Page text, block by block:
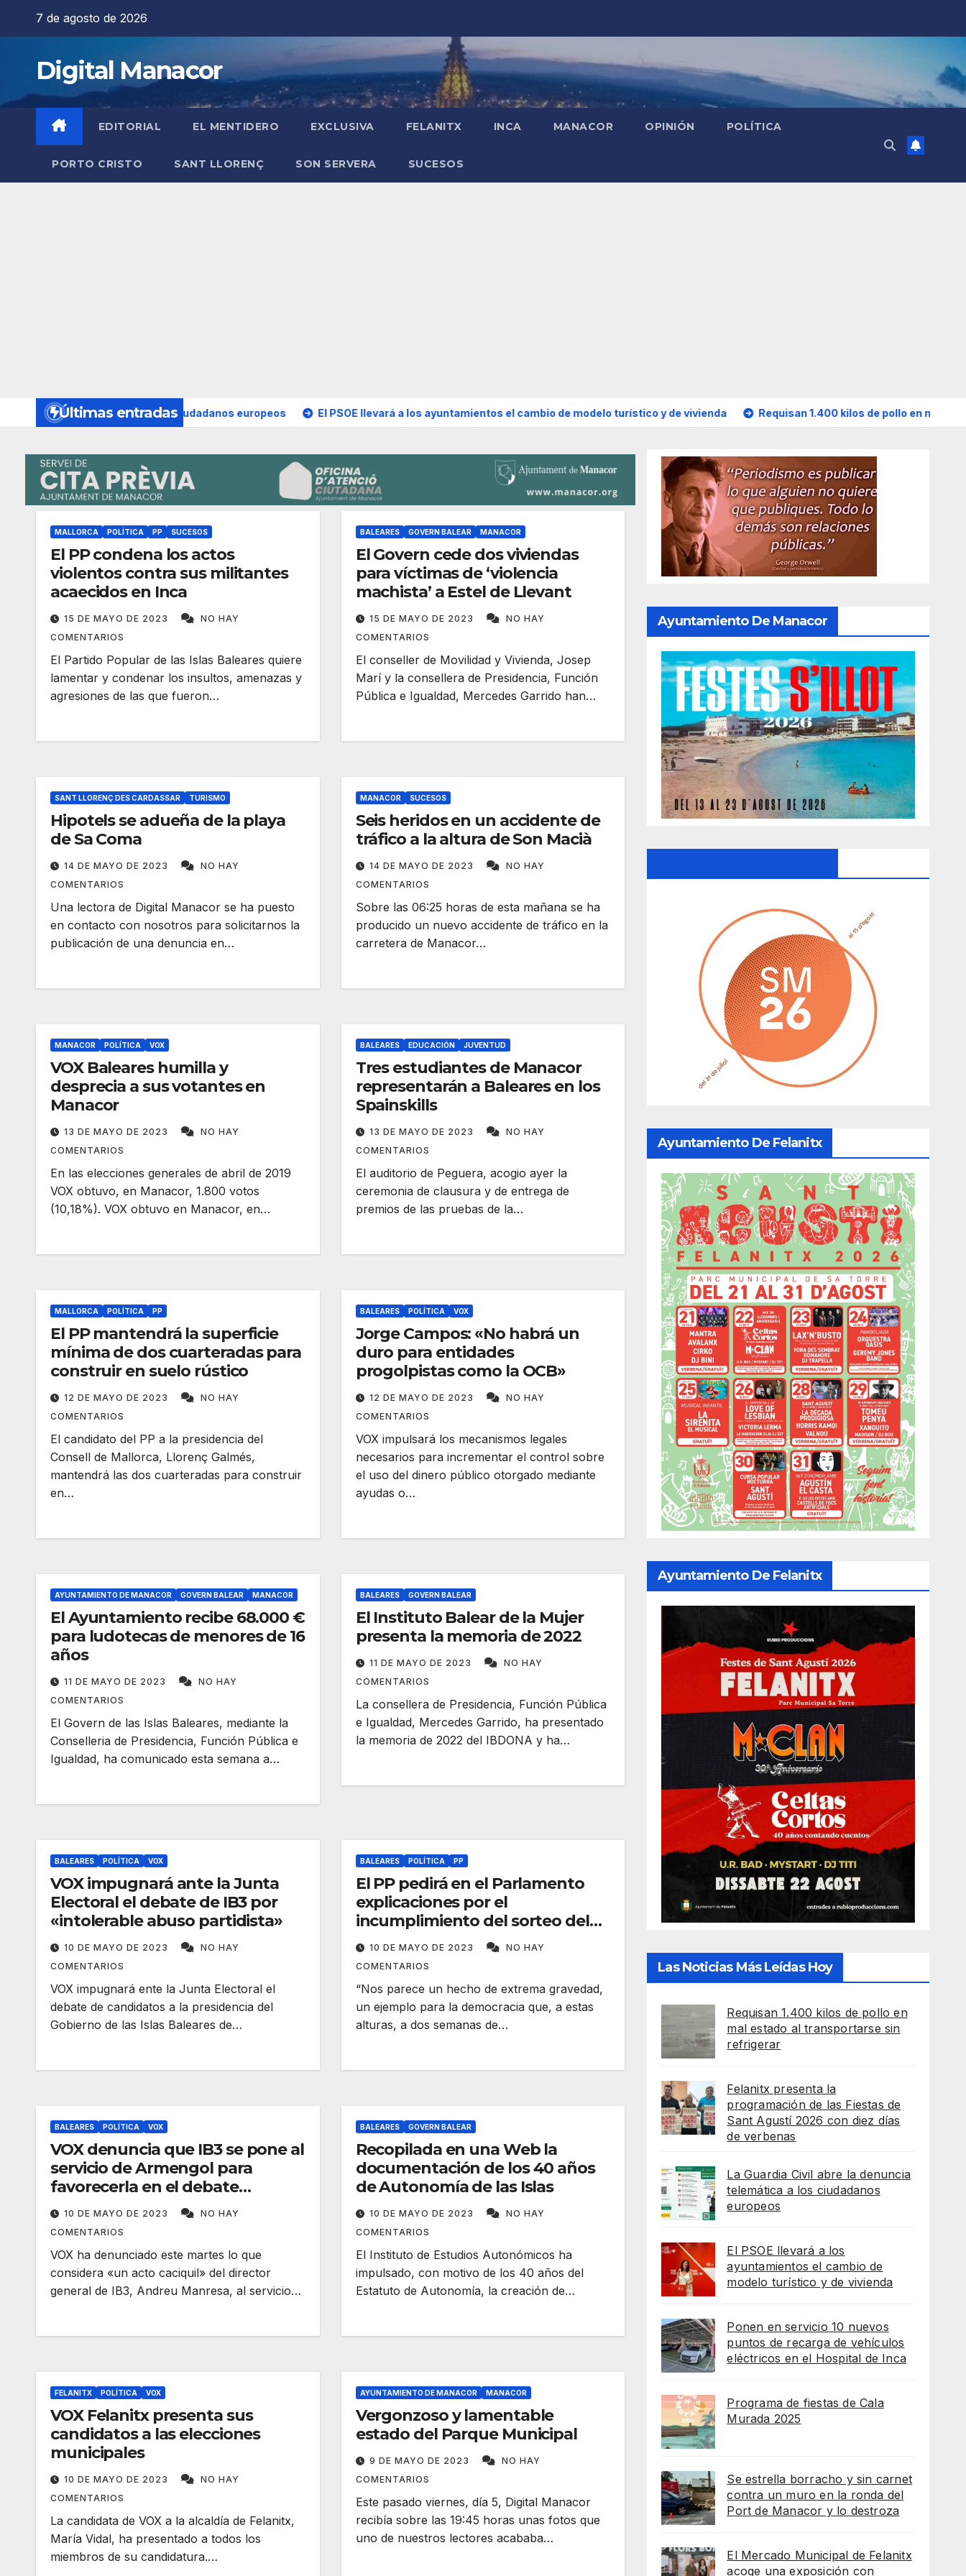
7 de agosto de 2026
Digital Manacor
EDITORIAL EL MENTIDERO EXCLUSIVA FELANITX INCA MANACOR OPINIÓN POLÍTICA
PORTO CRISTO SANT LLORENÇ SON SERVERA SUCESOS
Últimas entradas
telemática a los ciudadanos europeos El PSOE llevará a los ayuntamientos el cambio de modelo turístico y de vivienda Requisan 1.400 kilos de pollo en mal estado al
MALLORCA POLÍTICA PP SUCESOS
El PP condena los actos
violentos contra sus militantes
acaecidos en Inca
15 DE MAYO DE 2023
NO HAY
COMENTARIOS
El Partido Popular de las Islas Baleares quiere
lamentar y condenar los insultos, amenazas y
agresiones de las que fueron…
BALEARES GOVERN BALEAR MANACOR
El Govern cede dos viviendas
para víctimas de ‘violencia
machista’ a Estel de Llevant
15 DE MAYO DE 2023
NO HAY
COMENTARIOS
El conseller de Movilidad y Vivienda, Josep
Marí y la consellera de Presidencia, Función
Pública e Igualdad, Mercedes Garrido han…
SANT LLORENÇ DES CARDASSAR TURISMO
Hipotels se adueña de la playa
de Sa Coma
14 DE MAYO DE 2023
NO HAY
COMENTARIOS
Una lectora de Digital Manacor se ha puesto
en contacto con nosotros para solicitarnos la
publicación de una denuncia en…
MANACOR SUCESOS
Seis heridos en un accidente de
tráfico a la altura de Son Macià
14 DE MAYO DE 2023
NO HAY
COMENTARIOS
Sobre las 06:25 horas de esta mañana se ha
producido un nuevo accidente de tráfico en la
carretera de Manacor…
MANACOR POLÍTICA VOX
VOX Baleares humilla y
desprecia a sus votantes en
Manacor
13 DE MAYO DE 2023
NO HAY
COMENTARIOS
En las elecciones generales de abril de 2019
VOX obtuvo, en Manacor, 1.800 votos
(10,18%). VOX obtuvo en Manacor, en…
BALEARES EDUCACIÓN JUVENTUD
Tres estudiantes de Manacor
representarán a Baleares en los
Spainskills
13 DE MAYO DE 2023
NO HAY
COMENTARIOS
El auditorio de Peguera, acogio ayer la
ceremonia de clausura y de entrega de
premios de las pruebas de la…
MALLORCA POLÍTICA PP
El PP mantendrá la superficie
mínima de dos cuarteradas para
construir en suelo rústico
12 DE MAYO DE 2023
NO HAY
COMENTARIOS
El candidato del PP a la presidencia del
Consell de Mallorca, Llorenç Galmés,
mantendrá las dos cuarteradas para construir
en…
BALEARES POLÍTICA VOX
Jorge Campos: «No habrá un
duro para entidades
progolpistas como la OCB»
12 DE MAYO DE 2023
NO HAY
COMENTARIOS
VOX impulsará los mecanismos legales
necesarios para incrementar el control sobre
el uso del dinero público otorgado mediante
ayudas o…
AYUNTAMIENTO DE MANACOR GOVERN BALEAR MANACOR
El Ayuntamiento recibe 68.000 €
para ludotecas de menores de 16
años
11 DE MAYO DE 2023
NO HAY
COMENTARIOS
El Govern de las Islas Baleares, mediante la
Conselleria de Presidencia, Función Pública e
Igualdad, ha comunicado esta semana a…
BALEARES GOVERN BALEAR
El Instituto Balear de la Mujer
presenta la memoria de 2022
11 DE MAYO DE 2023
NO HAY
COMENTARIOS
La consellera de Presidencia, Función Pública
e Igualdad, Mercedes Garrido, ha presentado
la memoria de 2022 del IBDONA y ha…
BALEARES POLÍTICA VOX
VOX impugnará ante la Junta
Electoral el debate de IB3 por
«intolerable abuso partidista»
10 DE MAYO DE 2023
NO HAY
COMENTARIOS
VOX impugnará ente la Junta Electoral el
debate de candidatos a la presidencia del
Gobierno de las Islas Baleares de…
BALEARES POLÍTICA PP
El PP pedirá en el Parlamento
explicaciones por el
incumplimiento del sorteo del
debate electoral
10 DE MAYO DE 2023
NO HAY
COMENTARIOS
“Nos parece un hecho de extrema gravedad,
un ejemplo para la democracia que, a estas
alturas, a dos semanas de…
BALEARES POLÍTICA VOX
VOX denuncia que IB3 se pone al
servicio de Armengol para
favorecerla en el debate
electoral
10 DE MAYO DE 2023
NO HAY
COMENTARIOS
VOX ha denunciado este martes lo que
considera «un acto caciquil» del director
general de IB3, Andreu Manresa, al servicio…
BALEARES GOVERN BALEAR
Recopilada en una Web la
documentación de los 40 años
de Autonomía de las Islas
10 DE MAYO DE 2023
NO HAY
COMENTARIOS
El Instituto de Estudios Autonómicos ha
impulsado, con motivo de los 40 años del
Estatuto de Autonomía, la creación de…
FELANITX POLÍTICA VOX
VOX Felanitx presenta sus
candidatos a las elecciones
municipales
10 DE MAYO DE 2023
NO HAY
COMENTARIOS
La candidata de VOX a la alcaldía de Felanitx,
María Vidal, ha presentado a todos los
miembros de su candidatura.…
AYUNTAMIENTO DE MANACOR MANACOR
Vergonzoso y lamentable
estado del Parque Municipal
9 DE MAYO DE 2023
NO HAY
COMENTARIOS
Este pasado viernes, día 5, Digital Manacor
recibía sobre las 19:45 horas unas fotos que
uno de nuestros lectores acababa…
Ayuntamiento De Manacor
Ayuntamiento De Felanitx
Ayuntamiento De Felanitx
Las Noticias Más Leídas Hoy
Requisan 1.400 kilos de pollo en
mal estado al transportarse sin
refrigerar
Felanitx presenta la
programación de las Fiestas de
Sant Agustí 2026 con diez días
de verbenas
La Guardia Civil abre la denuncia
telemática a los ciudadanos
europeos
El PSOE llevará a los
ayuntamientos el cambio de
modelo turístico y de vivienda
Ponen en servicio 10 nuevos
puntos de recarga de vehículos
eléctricos en el Hospital de Inca
Programa de fiestas de Cala
Murada 2025
Se estrella borracho y sin carnet
contra un muro en la ronda del
Port de Manacor y lo destroza
El Mercado Municipal de Felanitx
acoge una exposición con